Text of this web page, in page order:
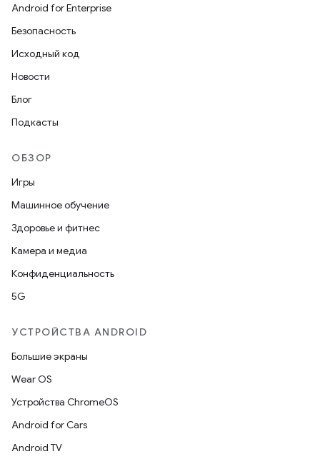
Android for Enterprise
Безопасность
Исходный код
Новости
Блог
Подкасты
ОБЗОР
Игры
Машинное обучение
Здоровье и фитнес
Камера и медиа
Конфиденциальность
5G
УСТРОЙСТВА ANDROID
Большие экраны
Wear OS
Устройства ChromeOS
Android for Cars
Android TV